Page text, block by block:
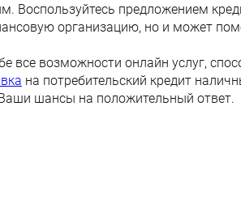
Воспользуйтесь предложением
организацию, но и может
все возможности онлайн услуг,
на потребительский кредит
шансы на положительный ответ.